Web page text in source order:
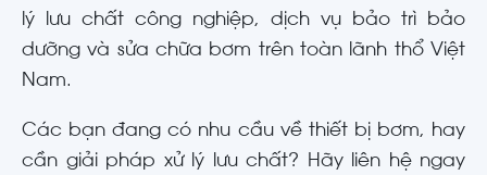
lý lưu chất công nghiệp, dịch vụ bảo trì bảo
dưỡng và sửa chữa bơm trên toàn lãnh thổ Việt
Nam.
Các bạn đang có nhu cầu về thiết bị bơm, hay
cần giải pháp xử lý lưu chất? Hãy liên hệ ngay